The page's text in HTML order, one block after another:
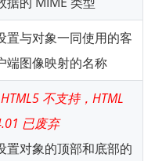
置与对象一同使用的客
端图像映射的名称
HTML5 不支持，HTML
已废弃
置对象的顶部和底部的